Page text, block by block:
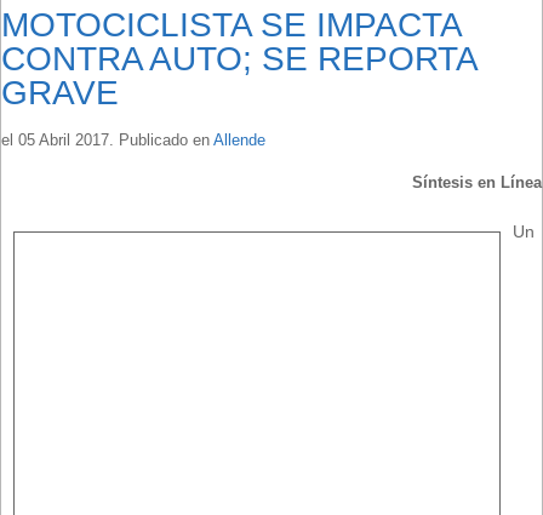
MOTOCICLISTA SE IMPACTA
CONTRA AUTO; SE REPORTA
GRAVE
el 05 Abril 2017. Publicado en Allende
Síntesis en Línea
Un